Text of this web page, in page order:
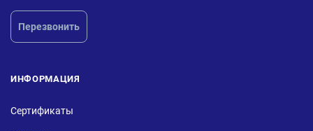
Перезвонить
ИНФОРМАЦИЯ
Сертификаты